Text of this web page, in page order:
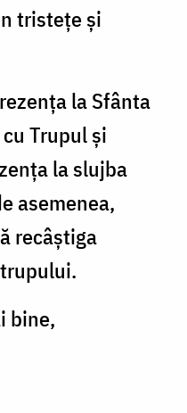
tristețe și
la Sfânta
Trupul și
la slujba
asemenea,
recâștiga
bine,